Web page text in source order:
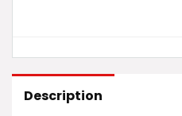
Description